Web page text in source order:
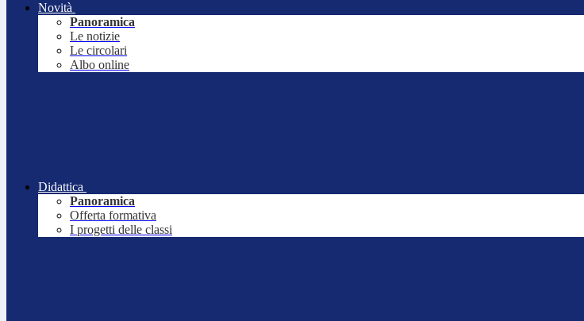
Novità
Panoramica
Le notizie
Le circolari
Albo online
Didattica
Panoramica
Offerta formativa
I progetti delle classi